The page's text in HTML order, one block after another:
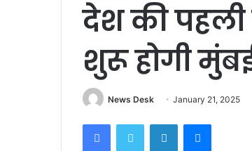
देश की
शुरू होगी
News Desk January 21, 2025